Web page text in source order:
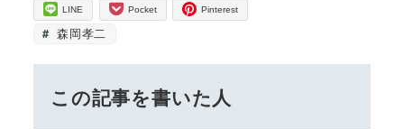
LINE Pocket Pinterest
森岡孝二
この記事を書いた人